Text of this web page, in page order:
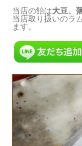
当店の飴は大豆、
当店取り扱いのラ
ます。